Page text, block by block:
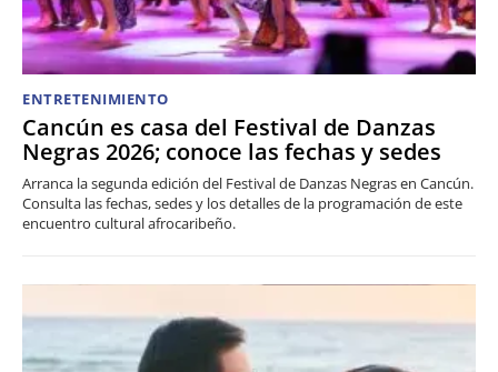
ENTRETENIMIENTO
Cancún es casa del Festival de Danzas
Negras 2026; conoce las fechas y sedes
Arranca la segunda edición del Festival de Danzas Negras en Cancún.
Consulta las fechas, sedes y los detalles de la programación de este
encuentro cultural afrocaribeño.